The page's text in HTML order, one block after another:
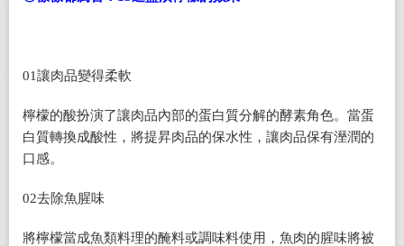
01讓肉品變得柔軟
檸檬的酸扮演了讓肉品內部的蛋白質分解的酵素角色。當蛋
白質轉換成酸性，將提昇肉品的保水性，讓肉品保有溼潤的
口感。
02去除魚腥味
將檸檬當成魚類料理的醃料或調味料使用，魚肉的腥味將被